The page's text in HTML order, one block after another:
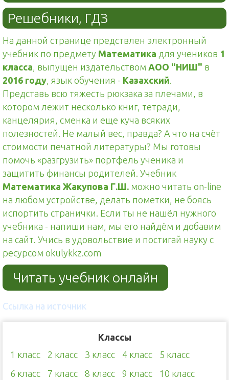
Решебники, ГДЗ
На данной странице предствлен электронный
учебник по предмету Математика для учеников 1
класса, выпущен издательством АОО "НИШ" в
2016 году, язык обучения - Казахский.
Представь всю тяжесть рюкзака за плечами, в
котором лежит несколько книг, тетради,
канцелярия, сменка и еще куча всяких
полезностей. Не малый вес, правда? А что на счёт
стоимости печатной литературы? Мы готовы
помочь «разгрузить» портфель ученика и
защитить финансы родителей. Учебник
Математика Жакупова Г.Ш. можно читать on-line
на любом устройстве, делать пометки, не боясь
испортить странички. Если ты не нашёл нужного
учебника - напиши нам, мы его найдём и добавим
на сайт. Учись в удовольствие и постигай науку с
ресурсом okulykkz.com
Читать учебник онлайн
Ссылка на источник
Классы
1 класс
2 класс 3 класс 4 класс
5 класс
6 класс
7 класс 8 класс 9 класс
10 класс